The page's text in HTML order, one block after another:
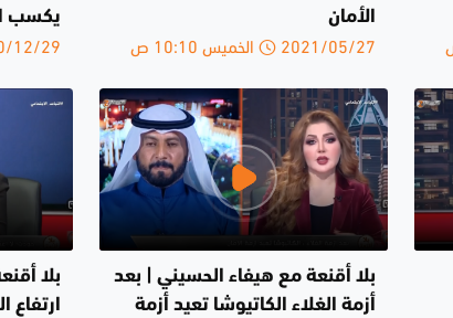
الأمان
2021/05/27 الخميس 10:10 ص
يكسب
2020/12/29
بلا أقنعة مع هيفاء الحسيني | بعد
أزمة الغلاء الكاتيوشا تعيد أزمة
بلا